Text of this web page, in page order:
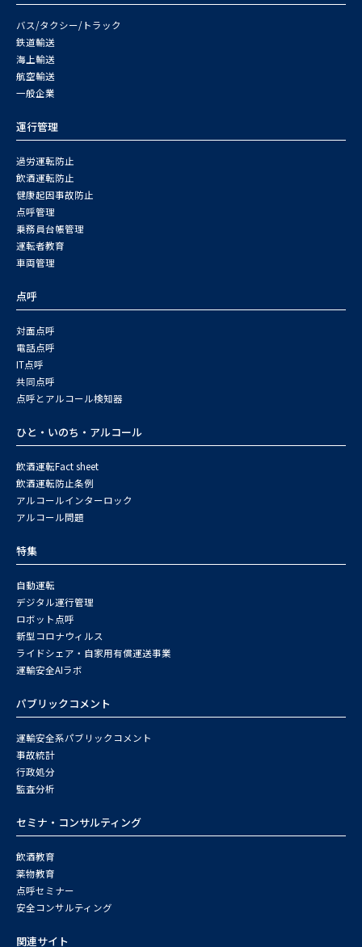
バス/タクシー/トラック
鉄道輸送
海上輸送
航空輸送
一般企業
運行管理
過労運転防止
飲酒運転防止
健康起因事故防止
点呼管理
乗務員台帳管理
運転者教育
車両管理
点呼
対面点呼
電話点呼
IT点呼
共同点呼
点呼とアルコール検知器
ひと・いのち・アルコール
飲酒運転Fact sheet
飲酒運転防止条例
アルコールインターロック
アルコール問題
特集
自動運転
デジタル運行管理
ロボット点呼
新型コロナウィルス
ライドシェア・自家用有償運送事業
運輸安全AIラボ
パブリックコメント
運輸安全系パブリックコメント
事故統計
行政処分
監査分析
セミナ・コンサルティング
飲酒教育
薬物教育
点呼セミナー
安全コンサルティング
関連サイト